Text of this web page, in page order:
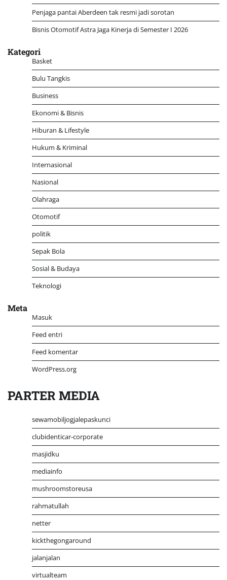
Penjaga pantai Aberdeen tak resmi jadi sorotan
Bisnis Otomotif Astra Jaga Kinerja di Semester I 2026
Kategori
Basket
Bulu Tangkis
Business
Ekonomi & Bisnis
Hiburan & Lifestyle
Hukum & Kriminal
Internasional
Nasional
Olahraga
Otomotif
politik
Sepak Bola
Sosial & Budaya
Teknologi
Meta
Masuk
Feed entri
Feed komentar
WordPress.org
PARTER MEDIA
sewamobiljogjalepaskunci
clubidenticar-corporate
masjidku
mediainfo
mushroomstoreusa
rahmatullah
netter
kickthegongaround
jalanjalan
virtualteam